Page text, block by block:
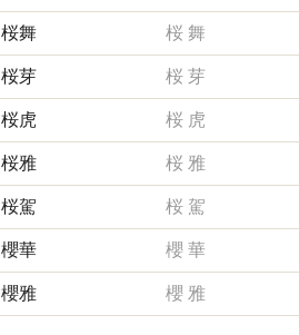
桜舞 桜 舞
桜芽 桜 芽
桜虎 桜 虎
桜雅 桜 雅
桜駕 桜 駕
櫻華 櫻 華
櫻雅 櫻 雅